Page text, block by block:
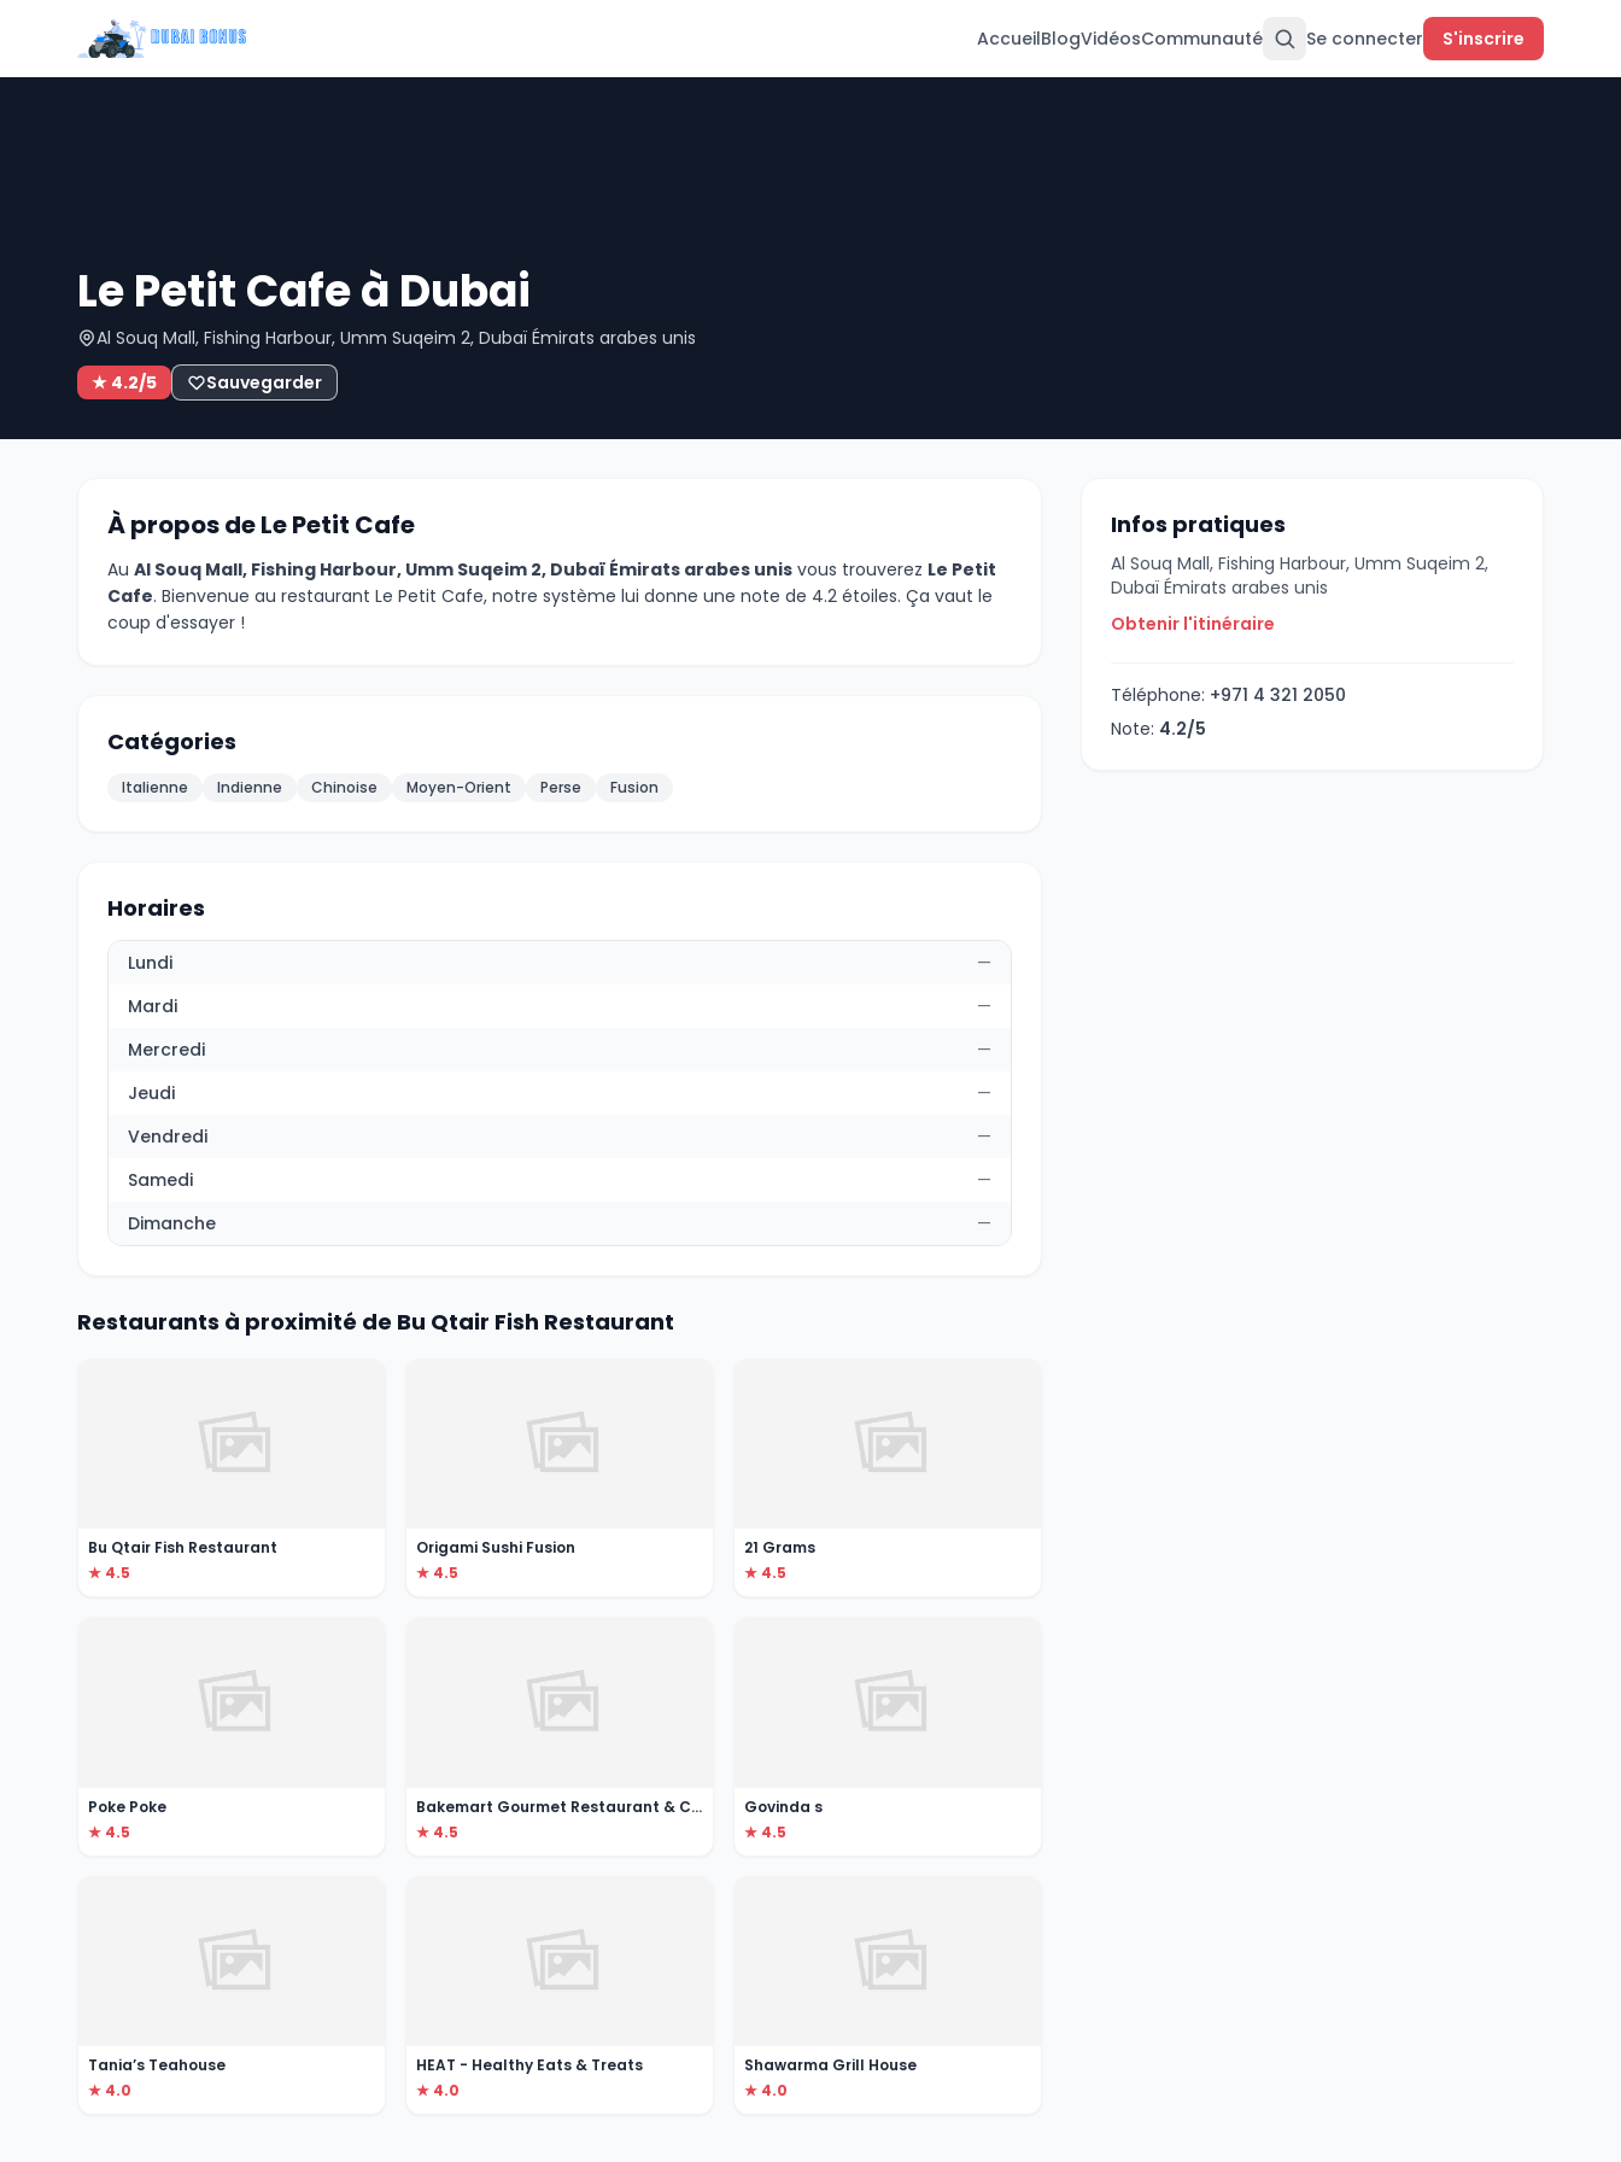
AccueilBlogVidéosCommunauté Se connecter S'inscrire
Le Petit Cafe à Dubai
Al Souq Mall, Fishing Harbour, Umm Suqeim 2, Dubaï Émirats arabes unis
★ 4.2/5
Sauvegarder
À propos de Le Petit Cafe
Au Al Souq Mall, Fishing Harbour, Umm Suqeim 2, Dubaï Émirats arabes unis vous trouverez Le Petit
Cafe. Bienvenue au restaurant Le Petit Cafe, notre système lui donne une note de 4.2 étoiles. Ça vaut le
coup d'essayer !
Catégories
Italienne Indienne Chinoise Moyen-Orient Perse Fusion
Horaires
Lundi
—
Mardi
—
Mercredi
—
Jeudi
—
Vendredi
—
Samedi
—
Dimanche
—
Restaurants à proximité de Bu Qtair Fish Restaurant
Bu Qtair Fish Restaurant
★ 4.5
Origami Sushi Fusion
★ 4.5
21 Grams
★ 4.5
Poke Poke
★ 4.5
Bakemart Gourmet Restaurant & Cake Shop, Jumeirah
★ 4.5
Govinda s
★ 4.5
Tania’s Teahouse
★ 4.0
HEAT - Healthy Eats & Treats
★ 4.0
Shawarma Grill House
★ 4.0
Infos pratiques
Al Souq Mall, Fishing Harbour, Umm Suqeim 2,
Dubaï Émirats arabes unis
Obtenir l'itinéraire
Téléphone: +971 4 321 2050
Note: 4.2/5